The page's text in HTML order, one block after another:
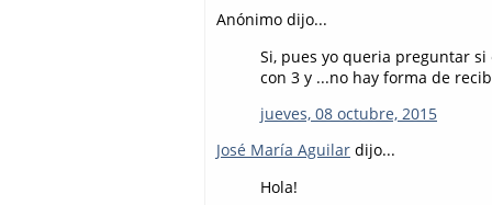
Anónimo dijo...
Si, pues yo queria preguntar
con 3 y ...no hay forma de
jueves, 08 octubre, 2015
José María Aguilar dijo...
Hola!